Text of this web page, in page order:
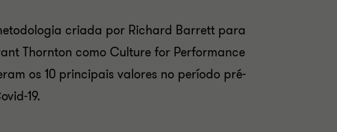
criada por Richard Barrett para
Thornton como Culture for Performance
os 10 principais valores no período pré-
19.